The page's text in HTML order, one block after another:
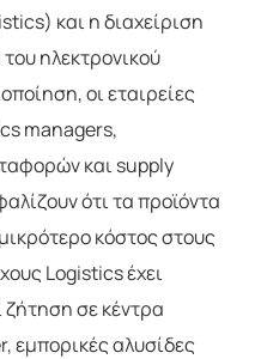
και η διαχείριση
ηλεκτρονικού
οι εταιρείες
managers,
και supply
ότι τα προϊόντα
κόστος στους
Logistics έχει
ζήτηση σε κέντρα
εμπορικές αλυσίδες